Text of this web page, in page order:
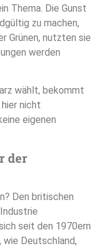
Thema. Die Gunst
zu machen,
Grünen, nutzten sie
werden
wählt, bekommt
hier nicht
eigenen
der
Den britischen
seit den 1970ern
wie Deutschland,